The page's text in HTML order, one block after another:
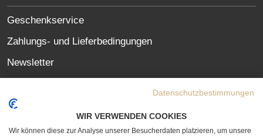
LINKS
SITE
LINKS
Geschenkservice
Zahlungs- und Lieferbedingungen
Newsletter
Datenschutzerklärung
Erklärung zur Barrierefreiheit
Datenschutzbestimmungen
WIR VERWENDEN COOKIES
Wir können diese zur Analyse unserer Besucherdaten platzieren, um unsere